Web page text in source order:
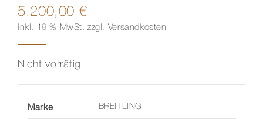
5.200,00 €
inkl. 19 % MwSt. zzgl. Versandkosten
Nicht vorrätig
Marke BREITLING